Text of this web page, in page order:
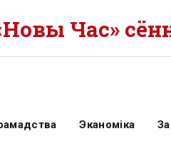
Час»
Эканоміка